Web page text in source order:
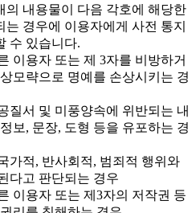
의 내용물이 다음 각호에 해당한
는 경우에 이용자에게 사전 통지
수 있습니다.
이용자 또는 제 3자를 비방하거
모략으로 명예를 손상시키는 경
질서 및 미풍양속에 위반되는 내
보, 문장, 도형 등을 유포하는 경
가적, 반사회적, 범죄적 행위와
다고 판단되는 경우
이용자 또는 제3자의 저작권 등